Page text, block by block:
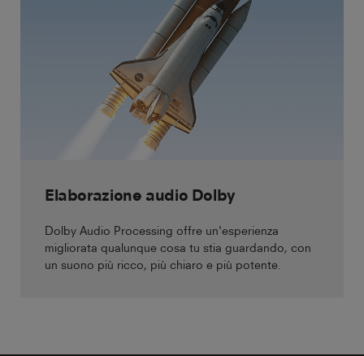
Elaborazione audio Dolby
Dolby Audio Processing offre un'esperienza
migliorata qualunque cosa tu stia guardando, con
un suono più ricco, più chiaro e più potente.